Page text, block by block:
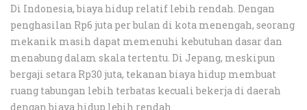
Di Indonesia, biaya hidup relatif lebih rendah. Dengan
penghasilan Rp6 juta per bulan di kota menengah, seorang
mekanik masih dapat memenuhi kebutuhan dasar dan
menabung dalam skala tertentu. Di Jepang, meskipun
bergaji setara Rp30 juta, tekanan biaya hidup membuat
ruang tabungan lebih terbatas kecuali bekerja di daerah
dengan biaya hidup lebih rendah.